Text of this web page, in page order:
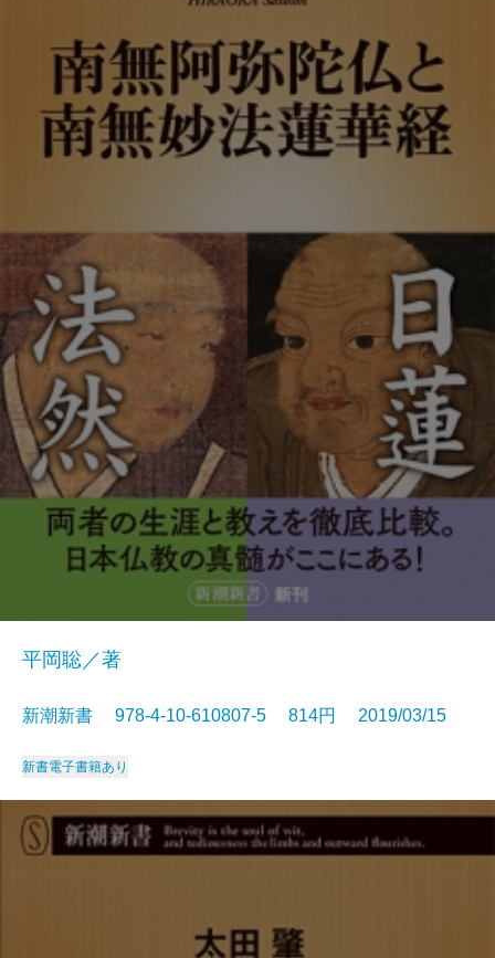
平岡聡／著
新潮新書 978-4-10-610807-5 814円 2019/03/15
新書電子書籍あり